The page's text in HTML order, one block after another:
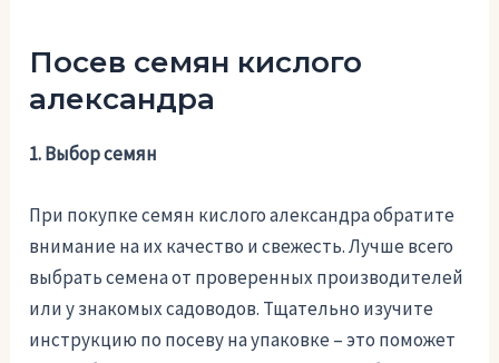
Посев семян кислого
александра
1. Выбор семян
При покупке семян кислого александра обратите
внимание на их качество и свежесть. Лучше всего
выбрать семена от проверенных производителей
или у знакомых садоводов. Тщательно изучите
инструкцию по посеву на упаковке – это поможет